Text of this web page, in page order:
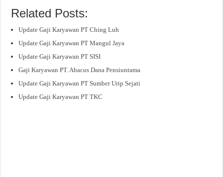
Related Posts:
Update Gaji Karyawan PT Ching Luh
Update Gaji Karyawan PT Mangul Jaya
Update Gaji Karyawan PT SISI
Gaji Karyawan PT. Abacus Dana Pensiuntama
Update Gaji Karyawan PT Sumber Urip Sejati
Update Gaji Karyawan PT TKC